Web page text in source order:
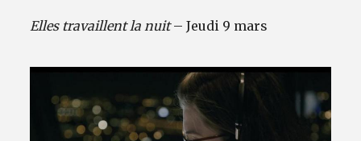
Elles travaillent la nuit– Jeudi 9 mars